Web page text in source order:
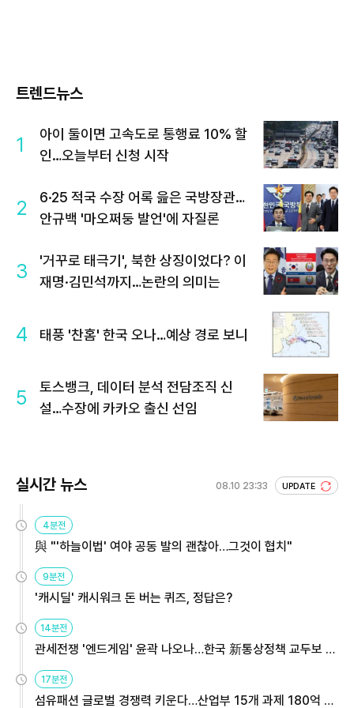
트렌드뉴스
1
아이 둘이면 고속도로 통행료 10% 할
인…오늘부터 신청 시작
2
6·25 적국 수장 어록 읊은 국방장관…
안규백 '마오쩌둥 발언'에 자질론
3
'거꾸로 태극기', 북한 상징이었다? 이
재명·김민석까지…논란의 의미는
4 태풍 '찬홈' 한국 오나…예상 경로 보니
5
토스뱅크, 데이터 분석 전담조직 신
설…수장에 카카오 출신 선임
실시간 뉴스 08.10 23:33 UPDATE
4분전
與 "'하늘이법' 여야 공동 발의 괜찮아…그것이 협치"
9분전
'캐시딜' 캐시워크 돈 버는 퀴즈, 정답은?
14분전
관세전쟁 '엔드게임' 윤곽 나오나…한국 新통상정책 교두보 활
용해야
17분전
섬유패션 글로벌 경쟁력 키운다…산업부 15개 과제 180억 지